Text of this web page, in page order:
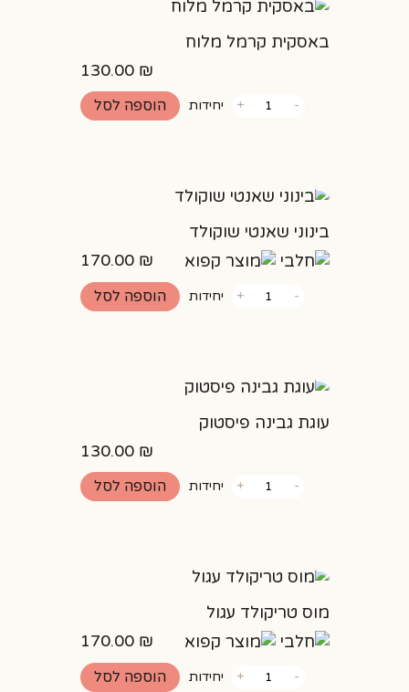
באסקית קרמל מלוח
130.00 ₪
-של
+ יחידות הוספה לסל
בינוני שאנטי שוקולד
170.00 ₪
-של
+ יחידות הוספה לסל
עוגת גבינה פיסטוק
130.00 ₪
-של
+ יחידות הוספה לסל
מוס טריקולד עגול
170.00 ₪
-של
+ יחידות הוספה לסל